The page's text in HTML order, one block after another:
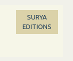
SURYA
EDITIONS